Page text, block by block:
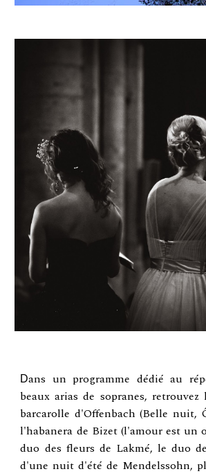
Dans un programme dédié au
beaux arias de sopranes, retrouvez
barcarolle d'Offenbach (Belle nuit,
l'habanera de Bizet (l'amour est un
duo des fleurs de Lakmé, le duo
d'une nuit d'été de Mendelssohn,